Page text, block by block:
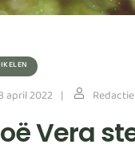
april 2022 Redactie
Vera